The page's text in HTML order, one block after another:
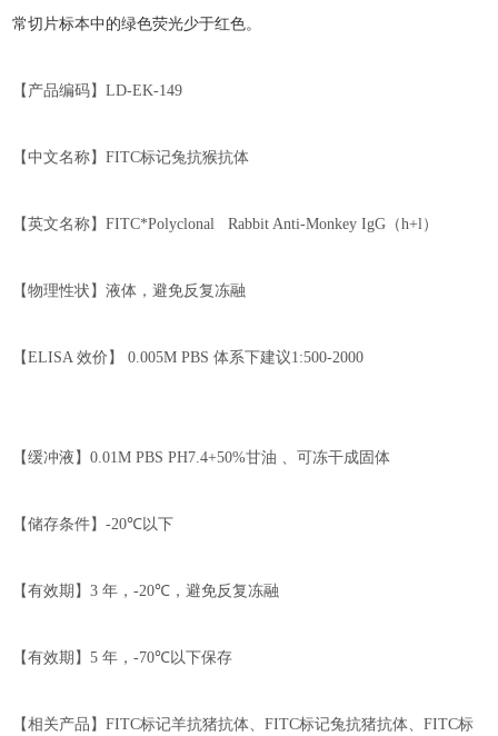
常切片标本中的绿色荧光少于红色。
【产品编码】LD-EK-149
【中文名称】FITC标记兔抗猴抗体
【英文名称】FITC*Polyclonal Rabbit Anti-Monkey IgG （h+l）
【物理性状】液体，避免反复冻融
【ELISA效价】0.005M PBS体系下建议1:500-2000
【缓冲液】0.01M PBS PH7.4+50%甘油 、可冻干成固体
【储存条件】-20℃以下
【有效期】3年，-20℃ ，避免反复冻融
【有效期】5年，-70℃以下保存
【相关产品】FITC标记羊抗猪抗体、FITC标记兔抗猪抗体、FITC标